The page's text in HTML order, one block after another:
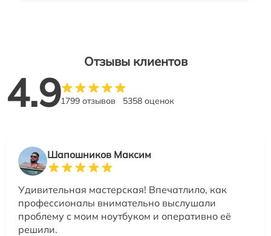
Отзывы клиентов
4.91799 отзывов 5358 оценок
Шапошников Максим
Удивительная мастерская! Впечатлило, как
профессионалы внимательно выслушали
проблему с моим ноутбуком и оперативно её
решили.